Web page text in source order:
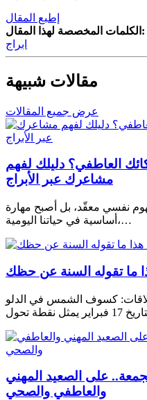
إطبع المقال
الكلمات المخصصة لهذا المقال:
ابراج
مقالات شبيهة
عرض جميع المقالات
العاطفي؟ دليلك لفهم
مشاعرك عبر الأبراج
نفسي معقّد، بل أصبح مهارة
أساسية في حياتنا اليومية،…
– 20 أبريل) العلاقات: كسوف الشمس في الدلو
على الصعيد المهني
والعاطفي والصحي